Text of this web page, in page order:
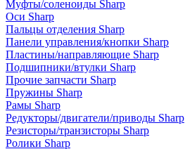
Муфты/соленоиды Sharp
Оси Sharp
Пальцы отделения Sharp
Панели управления/кнопки Sharp
Пластины/направляющие Sharp
Подшипники/втулки Sharp
Прочие запчасти Sharp
Пружины Sharp
Рамы Sharp
Редукторы/двигатели/приводы Sharp
Резисторы/транзисторы Sharp
Ролики Sharp